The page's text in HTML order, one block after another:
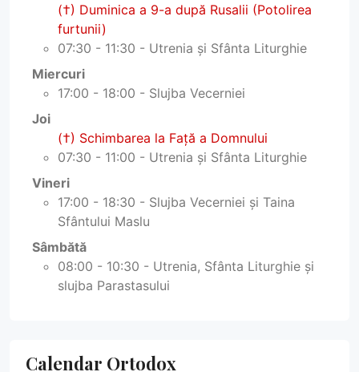
(†) Duminica a 9-a după Rusalii (Potolirea
furtunii)
07:30 - 11:30 - Utrenia și Sfânta Liturghie
Miercuri
17:00 - 18:00 - Slujba Vecerniei
Joi
(†) Schimbarea la Faţă a Domnului
07:30 - 11:00 - Utrenia și Sfânta Liturghie
Vineri
17:00 - 18:30 - Slujba Vecerniei și Taina
Sfântului Maslu
Sâmbătă
08:00 - 10:30 - Utrenia, Sfânta Liturghie și
slujba Parastasului
Calendar Ortodox